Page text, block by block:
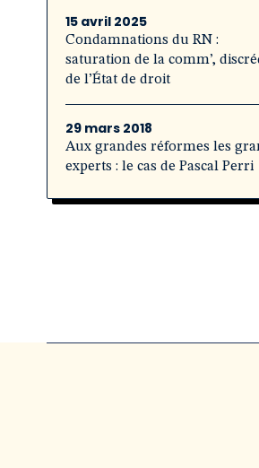
15 avril 2025
Condamnations du RN :
saturation de la comm’,
de l’État de droit
29 mars 2018
Aux grandes réformes les
experts : le cas de Pascal Perri